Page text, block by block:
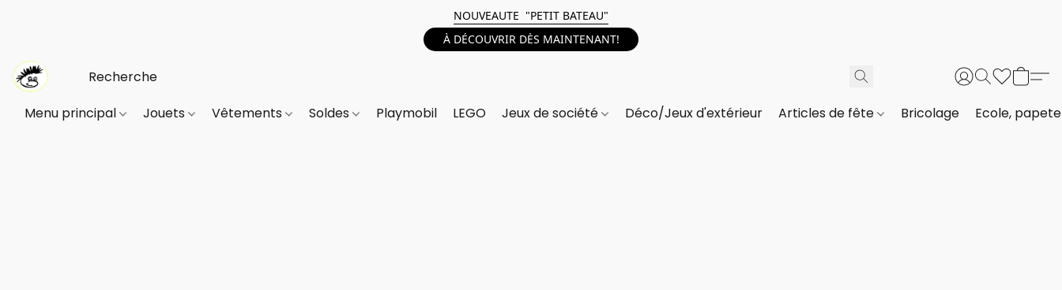
NOUVEAUTE "PETIT BATEAU"
À DÉCOUVRIR DÈS MAINTENANT!
Menu principal Jouets Vêtements Soldes Playmobil LEGO Jeux de société Déco/Jeux d'extérieur Articles de fête Bricolage Ecole,